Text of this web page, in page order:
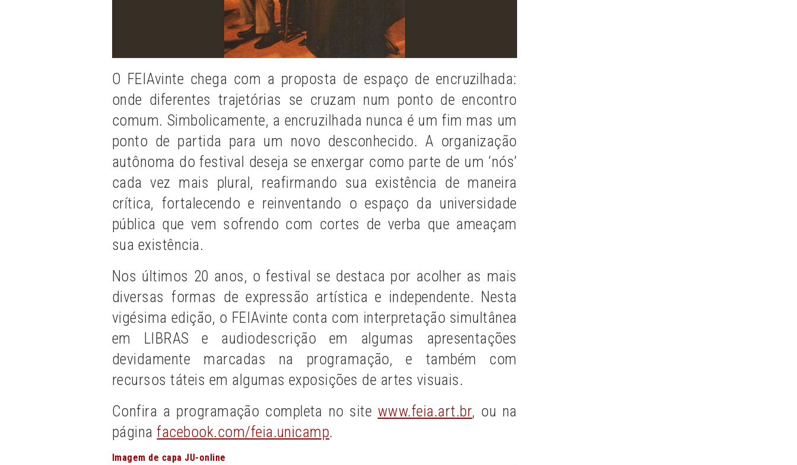
O FEIAvinte chega com a proposta de espaço de encruzilhada:
onde diferentes trajetórias se cruzam num ponto de encontro
comum. Simbolicamente, a encruzilhada nunca é um fim mas um
ponto de partida para um novo desconhecido. A organização
autônoma do festival deseja se enxergar como parte de um ‘nós’
cada vez mais plural, reafirmando sua existência de maneira
crítica, fortalecendo e reinventando o espaço da universidade
pública que vem sofrendo com cortes de verba que ameaçam
sua existência.
Nos últimos 20 anos, o festival se destaca por acolher as mais
diversas formas de expressão artística e independente. Nesta
vigésima edição, o FEIAvinte conta com interpretação simultânea
em LIBRAS e audiodescrição em algumas apresentações
devidamente marcadas na programação, e também com
recursos táteis em algumas exposições de artes visuais.
Confira a programação completa no site www.feia.art.br, ou na
páginafacebook.com/feia.unicamp.
Imagem de capa JU-online